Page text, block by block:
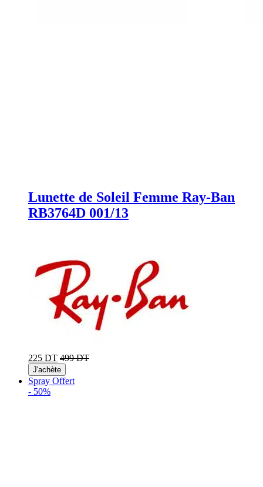
Lunette de Soleil Femme Ray-Ban
RB3764D 001/13
225 DT 499 DT
J'achète
Spray Offert
- 50%